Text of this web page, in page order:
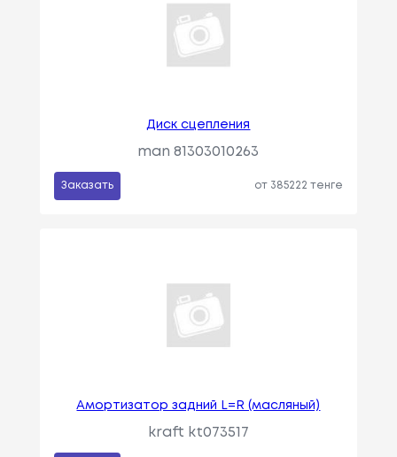
Диск сцепления
man 81303010263
Заказать от 385222 тенге
Амортизатор задний L=R (масляный)
kraft kt073517